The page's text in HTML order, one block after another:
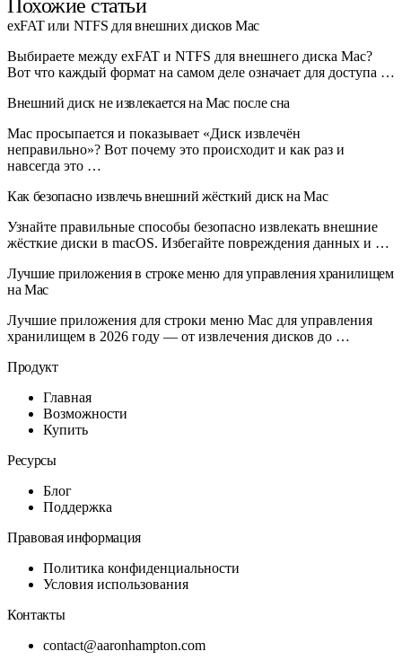
Похожие статьи
exFAT или NTFS для внешних дисков Mac
Выбираете между exFAT и NTFS для внешнего диска Mac?
Вот что каждый формат на самом деле означает для доступа …
Внешний диск не извлекается на Mac после сна
Mac просыпается и показывает «Диск извлечён
неправильно»? Вот почему это происходит и как раз и
навсегда это …
Как безопасно извлечь внешний жёсткий диск на Mac
Узнайте правильные способы безопасно извлекать внешние
жёсткие диски в macOS. Избегайте повреждения данных и …
Лучшие приложения в строке меню для управления хранилищем
на Mac
Лучшие приложения для строки меню Mac для управления
хранилищем в 2026 году — от извлечения дисков до …
Продукт
Главная
Возможности
Купить
Ресурсы
Блог
Поддержка
Правовая информация
Политика конфиденциальности
Условия использования
Контакты
contact@aaronhampton.com